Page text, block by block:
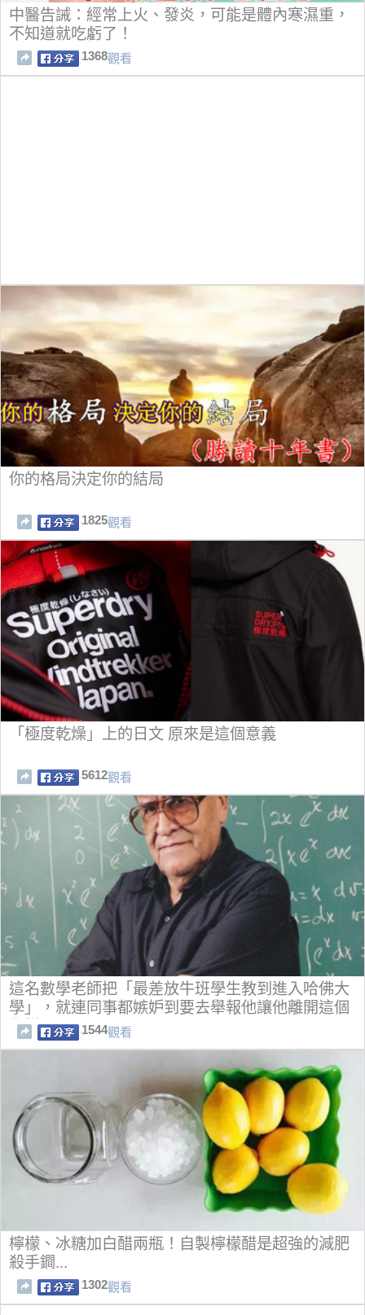
中醫告誡：經常上火、發炎，可能是體內寒濕重，
不知道就吃虧了！
1368觀看
你的格局決定你的結局
1825觀看
「極度乾燥」上的日文 原來是這個意義
5612觀看
這名數學老師把「最差放牛班學生教到進入哈佛大
學」，就連同事都嫉妒到要去舉報他讓他離開這個
學樣...
1544觀看
檸檬、冰糖加白醋兩瓶！自製檸檬醋是超強的減肥
殺手鐧...
1302觀看